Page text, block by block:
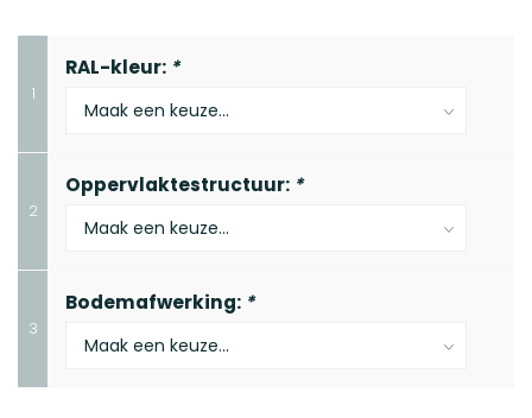
1
RAL-kleur: *
2
Oppervlaktestructuur: *
3
Bodemafwerking: *